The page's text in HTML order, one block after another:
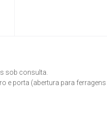
sob consulta.
e porta (abertura para